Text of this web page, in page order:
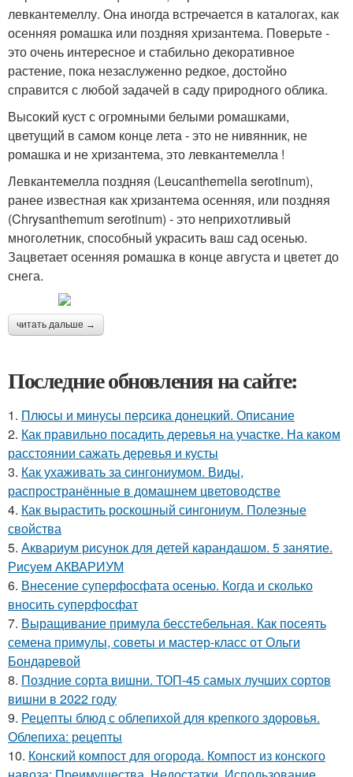
левкантемеллу. Она иногда встречается в каталогах, как
осенняя ромашка или поздняя хризантема. Поверьте -
это очень интересное и стабильно декоративное
растение, пока незаслуженно редкое, достойно
справится с любой задачей в саду природного облика.
Высокий куст с огромными белыми ромашками,
цветущий в самом конце лета - это не нивянник, не
ромашка и не хризантема, это левкантемелла !
Левкантемелла поздняя (Leucanthemella serotinum),
ранее известная как хризантема осенняя, или поздняя
(Chrysanthemum serotinum) - это неприхотливый
многолетник, способный украсить ваш сад осенью.
Зацветает осенняя ромашка в конце августа и цветет до
снега.
читать дальше →
Последние обновления на сайте:
1. Плюсы и минусы персика донецкий. Описание
2. Как правильно посадить деревья на участке. На каком
расстоянии сажать деревья и кусты
3. Как ухаживать за сингониумом. Виды,
распространённые в домашнем цветоводстве
4. Как вырастить роскошный сингониум. Полезные
свойства
5. Аквариум рисунок для детей карандашом. 5 занятие.
Рисуем АКВАРИУМ
6. Внесение суперфосфата осенью. Когда и сколько
вносить суперфосфат
7. Выращивание примула бесстебельная. Как посеять
семена примулы, советы и мастер-класс от Ольги
Бондаревой
8. Поздние сорта вишни. ТОП-45 самых лучших сортов
вишни в 2022 году
9. Рецепты блюд с облепихой для крепкого здоровья.
Облепиха: рецепты
10. Конский компост для огорода. Компост из конского